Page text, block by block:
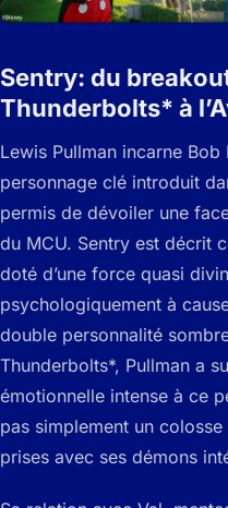
Sentry: du
Thunderbolts* à
Lewis Pullman incarne
personnage clé introduit
permis de dévoiler une
du MCU. Sentry est décrit
doté d’une force quasi
psychologiquement à
double personnalité
Thunderbolts*, Pullman a
émotionnelle intense à ce
pas simplement un
prises avec ses démons